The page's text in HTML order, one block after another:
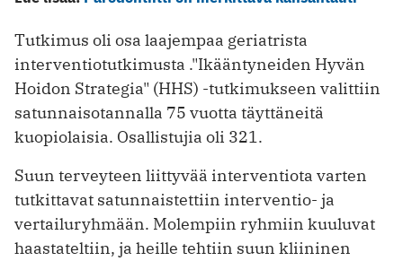
Tutkimus oli osa laajempaa geriatrista
interventiotutkimusta ."Ikääntyneiden Hyvän
Hoidon Strategia" (HHS) -tutkimukseen valittiin
satunnaisotannalla 75 vuotta täyttäneitä
kuopiolaisia. Osallistujia oli 321.
Suun terveyteen liittyvää interventiota varten
tutkittavat satunnaistettiin interventio- ja
vertailuryhmään. Molempiin ryhmiin kuuluvat
haastateltiin, ja heille tehtiin suun kliininen